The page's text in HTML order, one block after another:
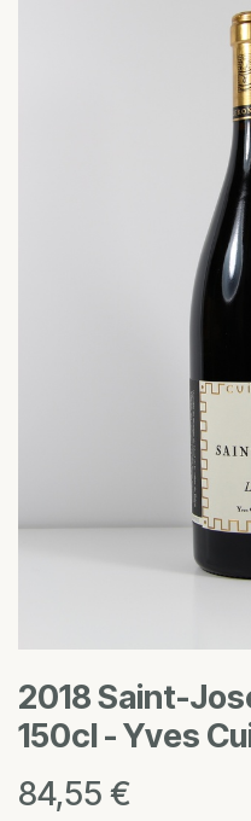
2018 Saint-
150cl - Yves
84,55 €